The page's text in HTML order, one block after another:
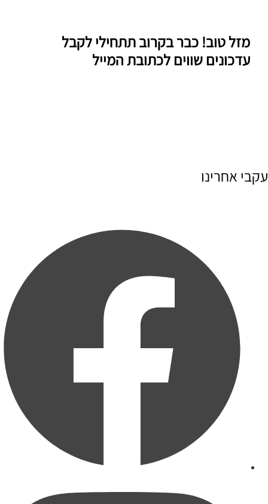
מזל טוב! כבר בקרוב תתחילי לקבל
עדכונים שווים לכתובת המייל
עקבי אחרינו